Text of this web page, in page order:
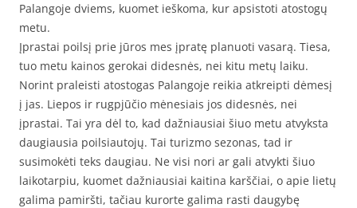
Palangoje dviems, kuomet ieškoma, kur apsistoti atostogų
metu.
Įprastai poilsį prie jūros mes įpratę planuoti vasarą. Tiesa,
tuo metu kainos gerokai didesnės, nei kitu metų laiku.
Norint praleisti atostogas Palangoje reikia atkreipti dėmesį
į jas. Liepos ir rugpjūčio mėnesiais jos didesnės, nei
įprastai. Tai yra dėl to, kad dažniausiai šiuo metu atvyksta
daugiausia poilsiautojų. Tai turizmo sezonas, tad ir
susimokėti teks daugiau. Ne visi nori ar gali atvykti šiuo
laikotarpiu, kuomet dažniausiai kaitina karščiai, o apie lietų
galima pamiršti, tačiau kurorte galima rasti daugybę